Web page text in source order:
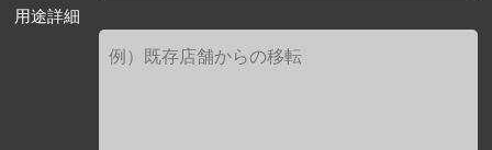
用途詳細